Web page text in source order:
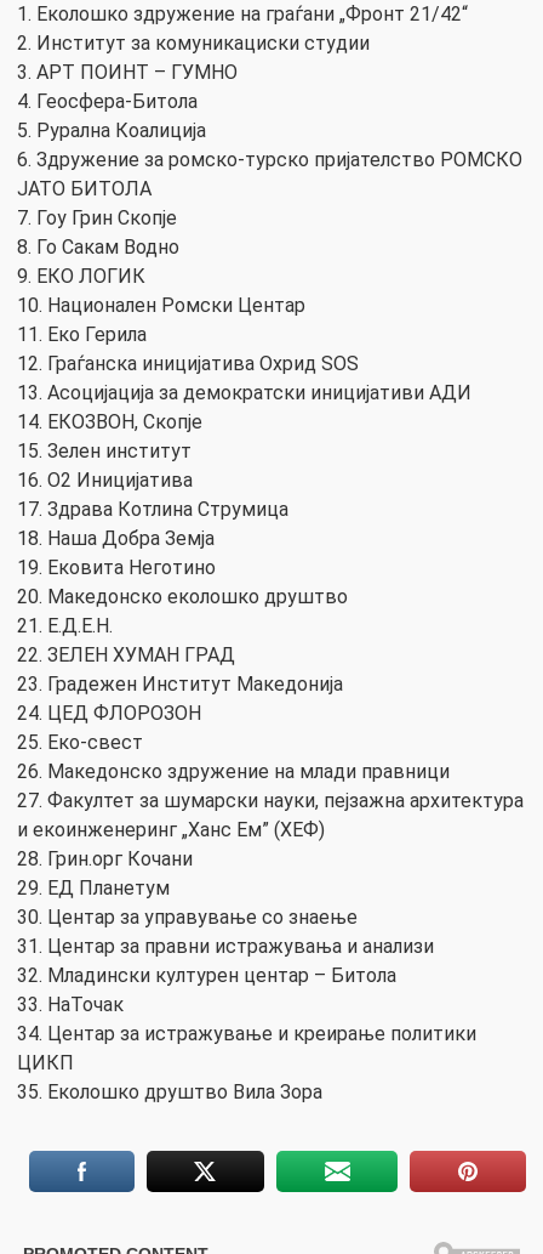
1. Еколошко здружение на граѓани „Фронт 21/42“
2. Институт за комуникациски студии
3. АРТ ПОИНТ – ГУМНО
4. Геосфера-Битола
5. Рурална Коалиција
6. Здружение за ромско-турско пријателство РОМСКО
ЈАТО БИТОЛА
7. Гоу Грин Скопје
8. Го Сакам Водно
9. ЕКО ЛОГИК
10. Национален Ромски Центар
11. Еко Герила
12. Граѓанска иницијатива Охрид SOS
13. Асоцијација за демократски иницијативи АДИ
14. ЕКОЗВОН, Скопје
15. Зелен институт
16. О2 Иницијатива
17. Здрава Котлина Струмица
18. Наша Добра Земја
19. Ековита Неготино
20. Македонско еколошко друштво
21. Е.Д.Е.Н.
22. ЗЕЛЕН ХУМАН ГРАД
23. Градежен Институт Македонија
24. ЦЕД ФЛОРОЗОН
25. Еко-свест
26. Македонско здружение на млади правници
27. Факултет за шумарски науки, пејзажна архитектура
и екоинженеринг „Ханс Ем” (ХЕФ)
28. Грин.орг Кочани
29. ЕД Планетум
30. Центар за управување со знаење
31. Центар за правни истражувања и анализи
32. Младински културен центар – Битола
33. НаТочак
34. Центар за истражување и креирање политики
ЦИКП
35. Еколошко друштво Вила Зора